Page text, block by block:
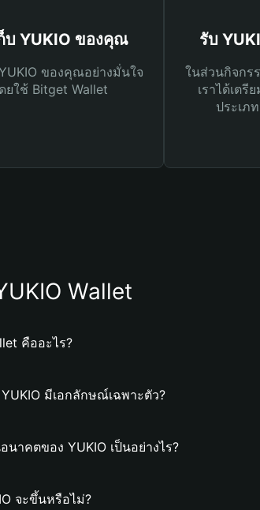
บ YUKIO ของคุณ
ของคุณอย่างมั่นใจ
ยใช้ Bitget Wallet
รับ
ในส่วนกิจกร
เราได้เตรี
ประเภ
Wallet
คืออะไร?
มีเอกลักษณ์เฉพาะตัว?
นาคตของ YUKIO เป็นอย่างไร?
จะขึ้นหรือไม่?